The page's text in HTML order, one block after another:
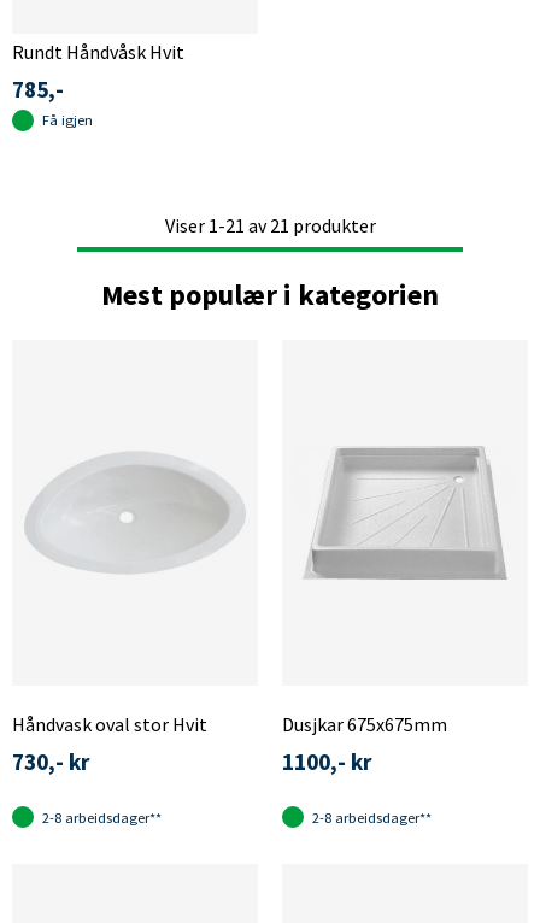
Rundt Håndvåsk Hvit
785,-
Få igjen
Viser 1-21 av21 produkter
Mest populær i kategorien
Håndvask oval stor Hvit
730,- kr
2-8 arbeidsdager**
Dusjkar 675x675mm
1100,- kr
2-8 arbeidsdager**